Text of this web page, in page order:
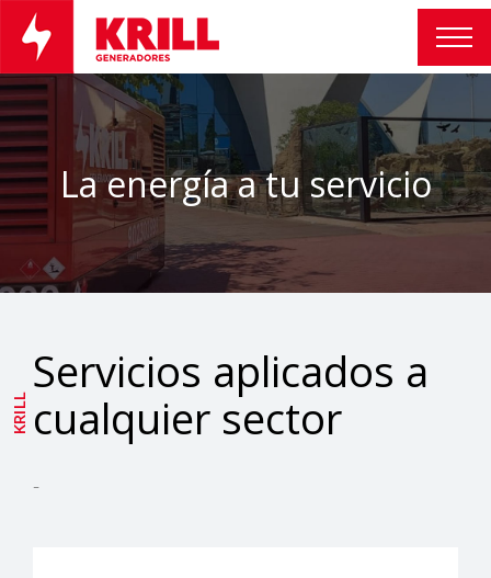
La energía a tu servicio
KRILL
Servicios aplicados a
cualquier sector
-